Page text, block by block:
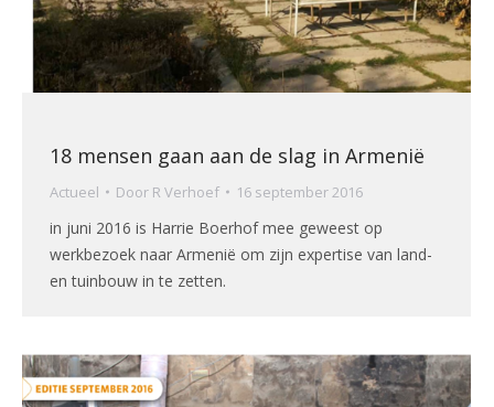
18 mensen gaan aan de slag in Armenië
Actueel Door R Verhoef 16 september 2016
in juni 2016 is Harrie Boerhof mee geweest op
werkbezoek naar Armenië om zijn expertise van land-
en tuinbouw in te zetten.